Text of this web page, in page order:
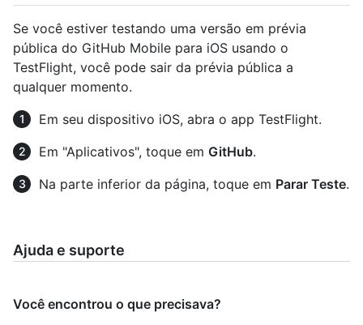
Se você estiver testando uma versão em prévia
pública do GitHub Mobile para iOS usando o
TestFlight, você pode sair da prévia pública a
qualquer momento.
Em seu dispositivo iOS, abra o app TestFlight.
Em "Aplicativos", toque em GitHub.
Na parte inferior da página, toque em Parar Teste.
Ajuda e suporte
Você encontrou o que precisava?